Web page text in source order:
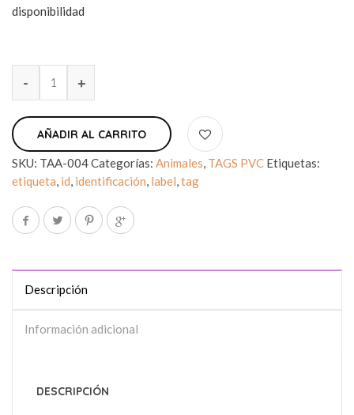
disponibilidad
AÑADIR AL CARRITO
SKU: TAA-004Categorías: Animales, TAGS PVC Etiquetas:
etiqueta, id, identificación, label,tag
Descripción
Información adicional
DESCRIPCIÓN